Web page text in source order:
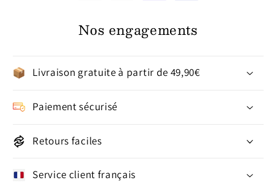
Nos engagements
Livraison gratuite à partir de 49,90€
Paiement sécurisé
Retours faciles
Service client français